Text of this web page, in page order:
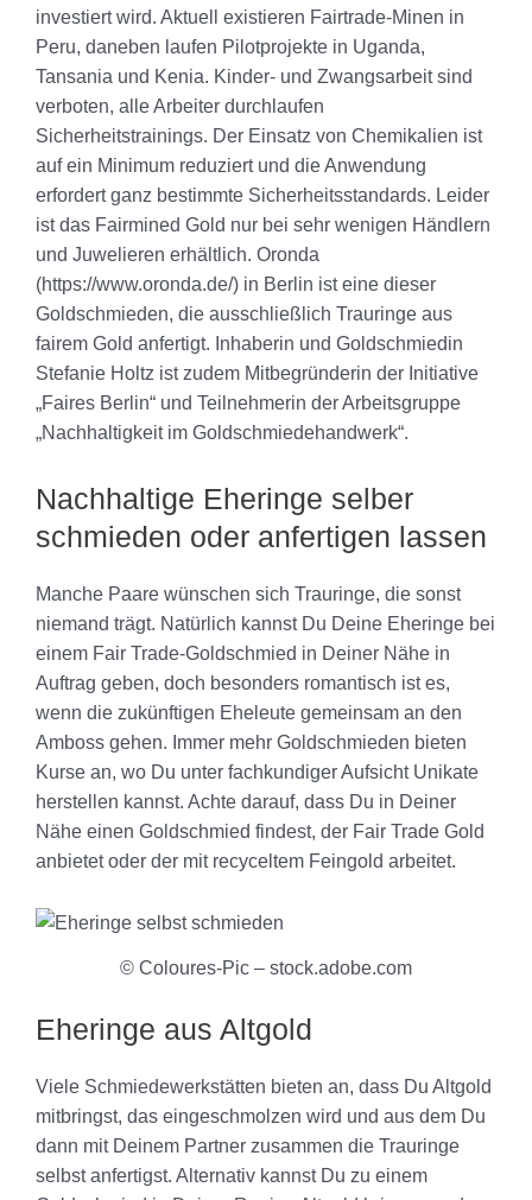
investiert wird. Aktuell existieren Fairtrade-Minen in
Peru, daneben laufen Pilotprojekte in Uganda,
Tansania und Kenia. Kinder- und Zwangsarbeit sind
verboten, alle Arbeiter durchlaufen
Sicherheitstrainings. Der Einsatz von Chemikalien ist
auf ein Minimum reduziert und die Anwendung
erfordert ganz bestimmte Sicherheitsstandards. Leider
ist das Fairmined Gold nur bei sehr wenigen Händlern
und Juwelieren erhältlich. Oronda
(https://www.oronda.de/) in Berlin ist eine dieser
Goldschmieden, die ausschließlich Trauringe aus
fairem Gold anfertigt. Inhaberin und Goldschmiedin
Stefanie Holtz ist zudem Mitbegründerin der Initiative
„Faires Berlin“ und Teilnehmerin der Arbeitsgruppe
„Nachhaltigkeit im Goldschmiedehandwerk“.
Nachhaltige Eheringe selber
schmieden oder anfertigen lassen
Manche Paare wünschen sich Trauringe, die sonst
niemand trägt. Natürlich kannst Du Deine Eheringe bei
einem Fair Trade-Goldschmied in Deiner Nähe in
Auftrag geben, doch besonders romantisch ist es,
wenn die zukünftigen Eheleute gemeinsam an den
Amboss gehen. Immer mehr Goldschmieden bieten
Kurse an, wo Du unter fachkundiger Aufsicht Unikate
herstellen kannst. Achte darauf, dass Du in Deiner
Nähe einen Goldschmied findest, der Fair Trade Gold
anbietet oder der mit recyceltem Feingold arbeitet.
© Coloures-Pic – stock.adobe.com
Eheringe aus Altgold
Viele Schmiedewerkstätten bieten an, dass Du Altgold
mitbringst, das eingeschmolzen wird und aus dem Du
dann mit Deinem Partner zusammen die Trauringe
selbst anfertigst. Alternativ kannst Du zu einem